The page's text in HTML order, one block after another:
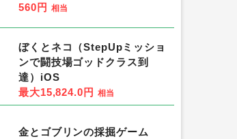
560円 相当
ぼくとネコ（StepUpミッショ
ンで闘技場ゴッドクラス到
達）iOS
最大15,824.0円 相当
金とゴブリンの採掘ゲーム